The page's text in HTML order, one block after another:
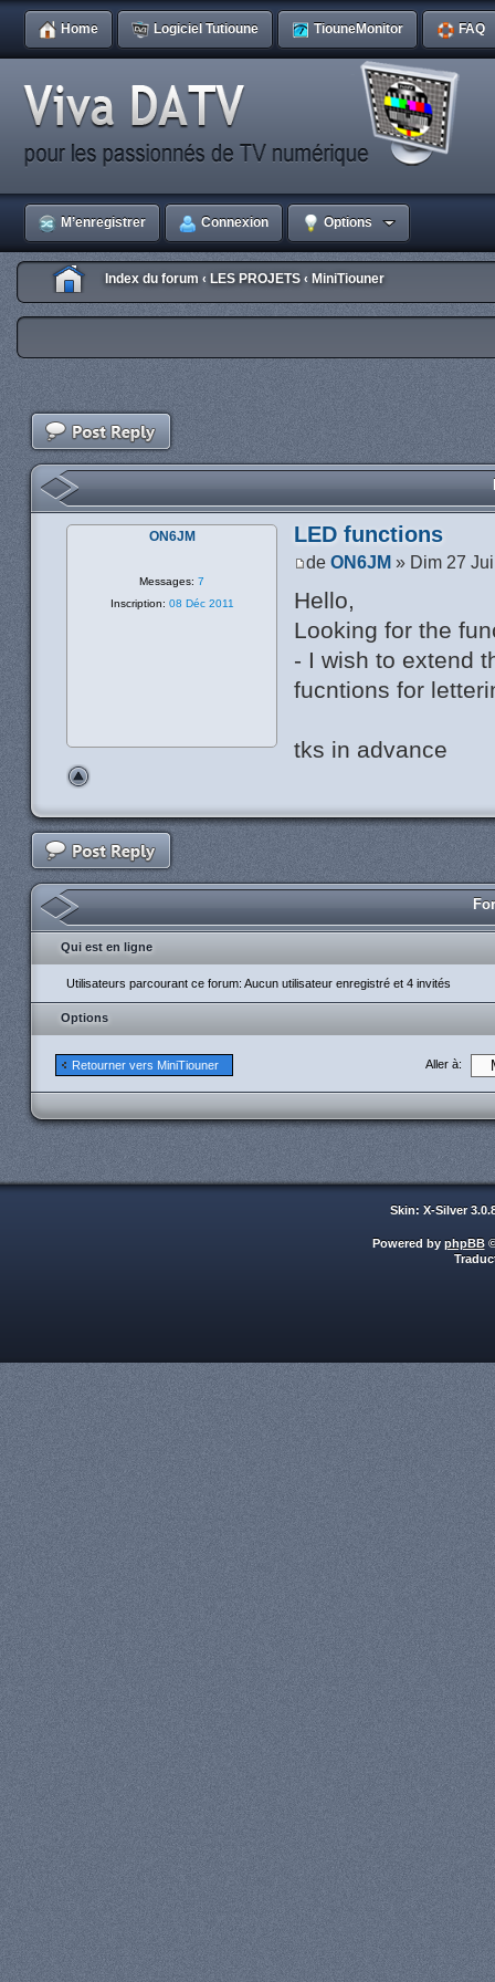
Home Logiciel Tutioune TiouneMonitor FAQ
M’enregistrer Connexion Options
Index du forum ‹ LES PROJETS ‹ MiniTiouner
LED functions
deON6JM » Dim 27
Hello,
Looking for the
- I wish to extend
fucntions for
tks in advance
ON6JM
Messages: 7
Inscription: 08 Déc 2011
Qui est en ligne
Utilisateurs parcourant ce forum: Aucun utilisateur enregistré et 4 invités
Options
Retourner vers MiniTiouner Aller à:
Skin: X-Silver
Powered by phpBB©